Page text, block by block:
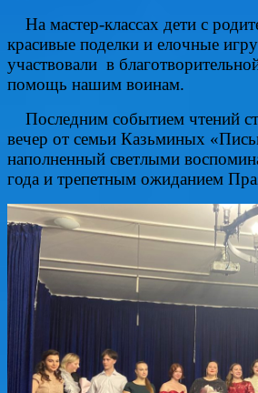
На мастер-классах дети с
красивые поделки и елочные
участвовали в
помощь нашим воинам.
Последним событием чтений
вечер от семьи Казьминых
наполненный светлыми
года и трепетным ожиданием